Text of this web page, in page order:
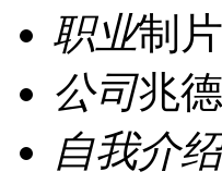
职业制
公司兆
自我介绍